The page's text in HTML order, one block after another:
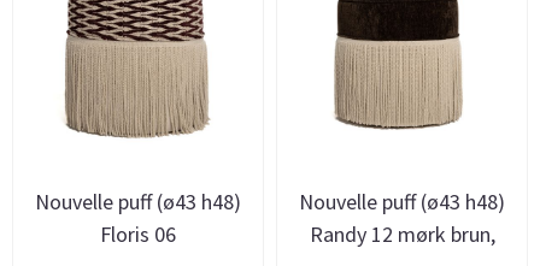
Nouvelle puff (ø43 h48)
Floris 06
Nouvelle puff (ø43 h48)
Randy 12 mørk brun,